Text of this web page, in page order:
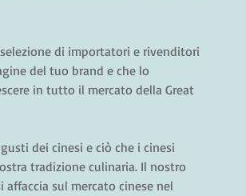
di importatori e rivenditori
del tuo brand e che lo
in tutto il mercato della Great
dei cinesi e ciò che i cinesi
tradizione culinaria. Il nostro
sul mercato cinese nel